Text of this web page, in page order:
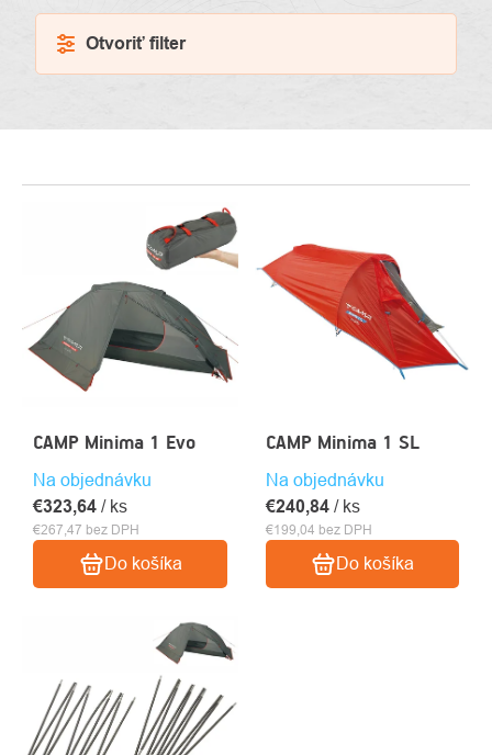
Otvoriť filter
PRODUKTOV
CAMP Minima 1 Evo
Na objednávku
€267,47 bez DPH
€323,64 / ks
Do košíka
CAMP Minima 1 SL
Na objednávku
€199,04 bez DPH
€240,84 / ks
Do košíka